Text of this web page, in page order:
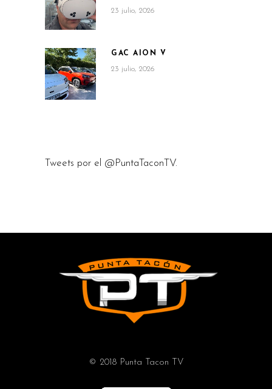
23 julio, 2026
GAC AION V
23 julio, 2026
Tweets por el @PuntaTaconTV.
© 2018 Punta Tacon TV